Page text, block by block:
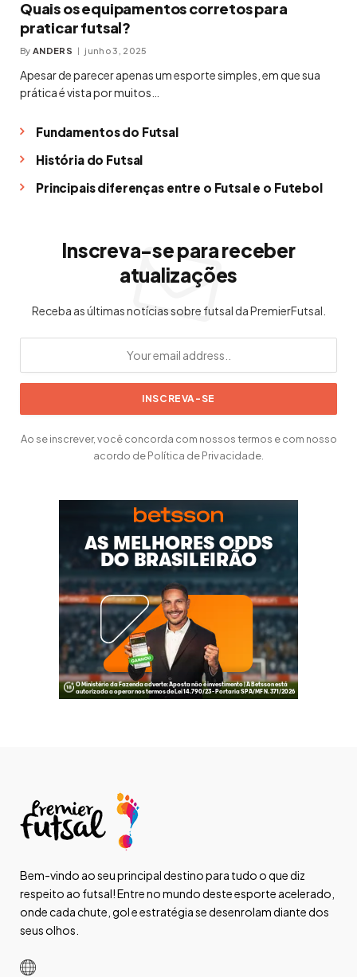
Quais os equipamentos corretos para
praticar futsal?
By ANDERS junho 3, 2025
Apesar de parecer apenas um esporte simples, em que sua
prática é vista por muitos…
Fundamentos do Futsal
História do Futsal
Principais diferenças entre o Futsal e o Futebol
Inscreva-se para receber
atualizações
Receba as últimas notícias sobre futsal da PremierFutsal.
Ao se inscrever, você concorda com nossos termos e com nosso
acordo de Política de Privacidade.
Bem-vindo ao seu principal destino para tudo o que diz
respeito ao futsal! Entre no mundo deste esporte acelerado,
onde cada chute, gol e estratégia se desenrolam diante dos
seus olhos.